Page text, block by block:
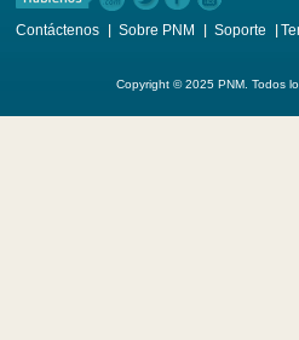
Contáctenos Sobre PNM Soporte
Copyright © 2025 PNM. Todos